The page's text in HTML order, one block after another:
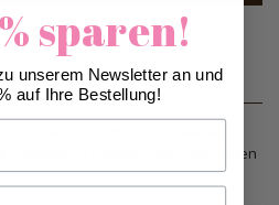
Vorteile: schneller zur Kasse
speichern, Bestellungen verfolgen
sparen!
unserem Newsletter an und
auf Ihre Bestellung!